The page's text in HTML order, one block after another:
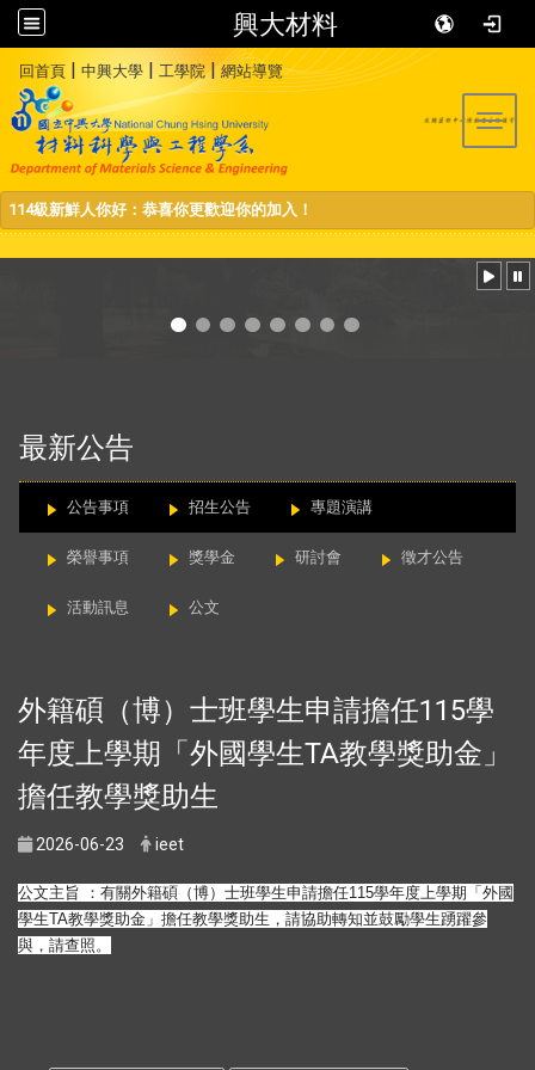
興大材料
回首頁 | 中興大學 | 工學院|網站導覽
114級新鮮人你好：恭喜你更歡迎你的加入！
最新公告
公告事項 招生公告 專題演講
榮譽事項 獎學金 研討會 徵才公告
活動訊息 公文
外籍碩（博）士班學生申請擔任115學
年度上學期「外國學生TA教學獎助金」
擔任教學獎助生
2026-06-23 ieet
公文主旨 ：有關外籍碩（博）士班學生申請擔任115學年度上學期「 外國
學生TA教學獎助金」擔任教學獎助生， 請協助轉知並鼓勵學生踴躍參
與，請查照。